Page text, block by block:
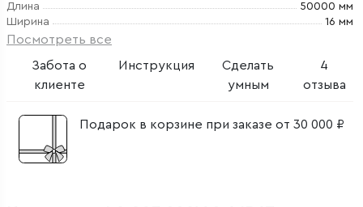
Длина
50000 мм
Ширина
16 мм
Посмотреть все
Забота о
клиенте
Инструкция
Сделать
умным
4
отзыва
Подарок в корзине при заказе от 30 000 ₽